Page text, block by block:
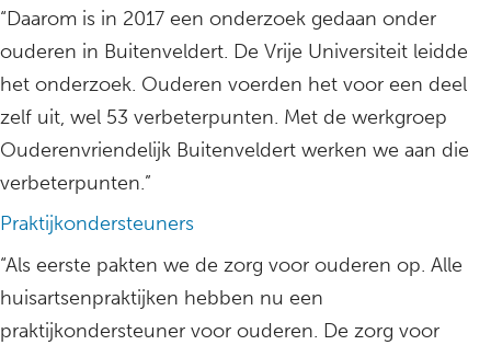
“Daarom is in 2017 een onderzoek gedaan onder
ouderen in Buitenveldert. De Vrije Universiteit leidde
het onderzoek. Ouderen voerden het voor een deel
zelf uit, wel 53 verbeterpunten. Met de werkgroep
Ouderenvriendelijk Buitenveldert werken we aan die
verbeterpunten.”
Praktijkondersteuners
“Als eerste pakten we de zorg voor ouderen op. Alle
huisartsenpraktijken hebben nu een
praktijkondersteuner voor ouderen. De zorg voor